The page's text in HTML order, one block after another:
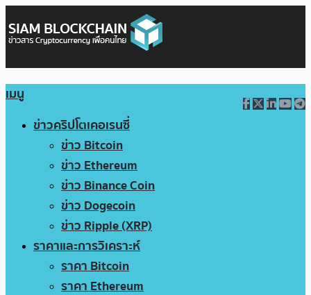
เมนู
ข่าวคริปโตเคอเรนซี่
ข่าว Bitcoin
ข่าว Ethereum
ข่าว Binance Coin
ข่าว Dogecoin
ข่าว Ripple (XRP)
ราคาและการวิเคราะห์
ราคา Bitcoin
ราคา Ethereum